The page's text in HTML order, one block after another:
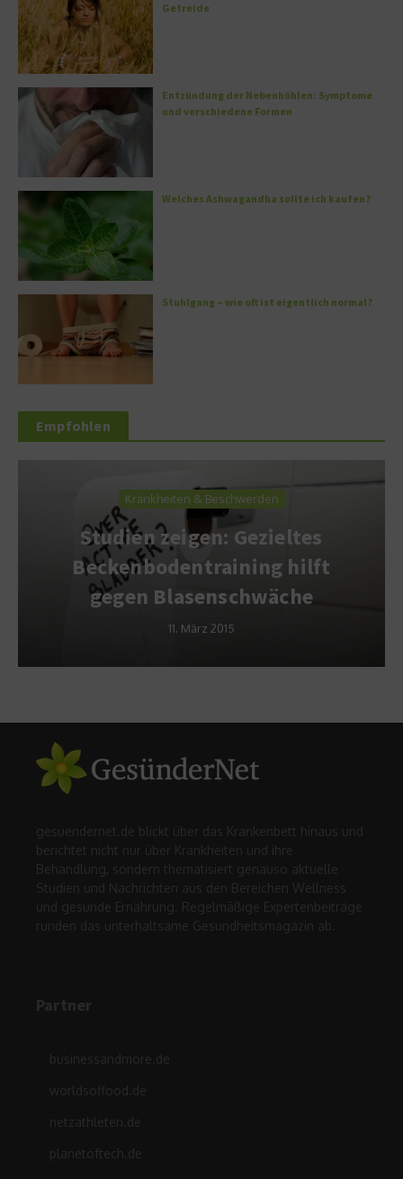
Getreide
Entzündung der Nebenhöhlen: Symptome
und verschiedene Formen
Welches Ashwagandha sollte ich kaufen?
Stuhlgang – wie oft ist eigentlich normal?
Empfohlen
Krankheiten & Beschwerden
Studien zeigen: Gezieltes
Beckenbodentraining hilft
gegen Blasenschwäche
11. März 2015
gesuendernet.de blickt über das Krankenbett hinaus und
berichtet nicht nur über Krankheiten und ihre
Behandlung, sondern thematisiert genauso aktuelle
Studien und Nachrichten aus den Bereichen Wellness
und gesunde Ernährung. Regelmäßige Expertenbeiträge
runden das unterhaltsame Gesundheitsmagazin ab.
Partner
businessandmore.de
worldsoffood.de
netzathleten.de
planetoftech.de